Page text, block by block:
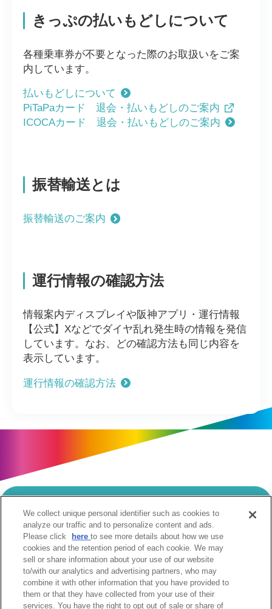
きっぷの払いもどしについて
各種乗車券が不要となった際のお取扱いをご案
内しています。
払いもどしについて
PiTaPaカード 退会・払いもどしのご案内
ICOCAカード 退会・払いもどしのご案内
振替輸送とは
振替輸送のご案内
運行情報の確認方法
情報案内ディスプレイや阪神アプリ・運行情報
【公式】Xなどでダイヤ乱れ発生時の情報を発信
しています。なお、どの確認方法も同じ内容を
表示しています。
運行情報の確認方法
当サイトのご利用にあたって
個人情報の取扱いについて
Cookie設定について
ソーシャルメディア利用規約
ウェブアクセシビリティへの取組み
関係会社
サイトマップ
お問合せ
We collect unique personal identifier such as cookies to
analyze our traffic and to personalize content and ads.
Please click
hereto see more details about how we use
cookies and the retention period of each cookie. We may
sell or share information about your use of our website
to/with our analytics and advertising partners, who may
combine it with other information that you have provided to
them or that they have collected from your use of their
services. You have the right to opt out of sale or share of